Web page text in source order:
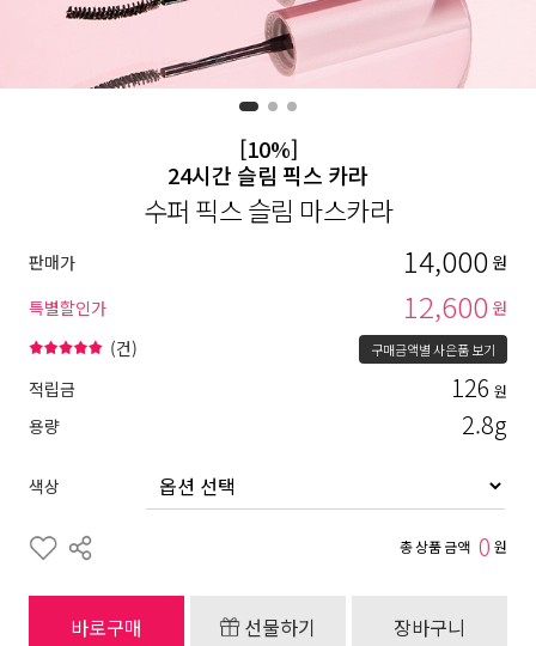
[10%]
24시간 슬림 픽스 카라
수퍼 픽스 슬림 마스카라
판매가 14,000 원
특별할인가
12,600 원
(건) 구매금액별 사은품 보기
적립금 126 원
용량 2.8g
색상
총 상품 금액 0 원
바로구매 선물하기 장바구니